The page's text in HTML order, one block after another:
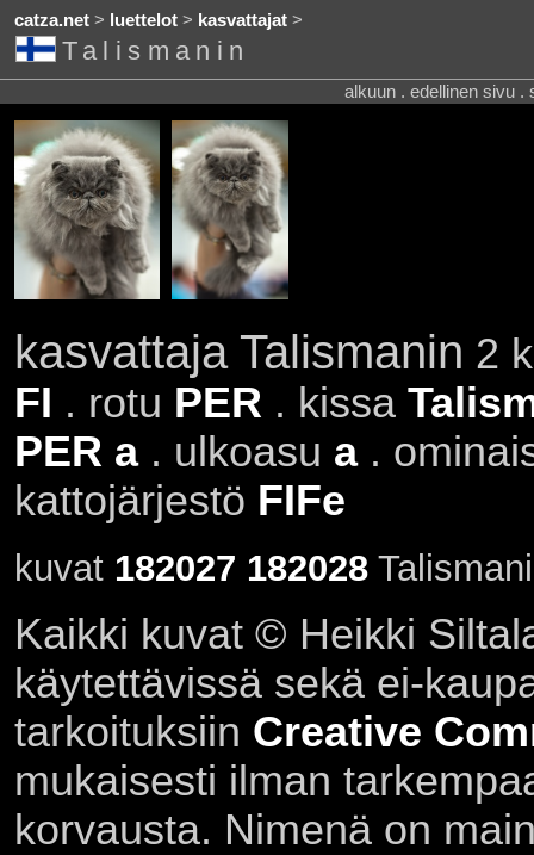
catza.net> luettelot> kasvattajat>
Talismanin
alkuun . edellinen sivu .
kasvattaja Talismanin 2
FI . rotu PER . kissa
PER a. ulkoasu a.
kattojärjestö FIFe
kuvat 182027 182028
Kaikki kuvat © Heikki
käytettävissä sekä ei-
tarkoituksiin Creative
mukaisesti ilman
korvausta. Nimenä on